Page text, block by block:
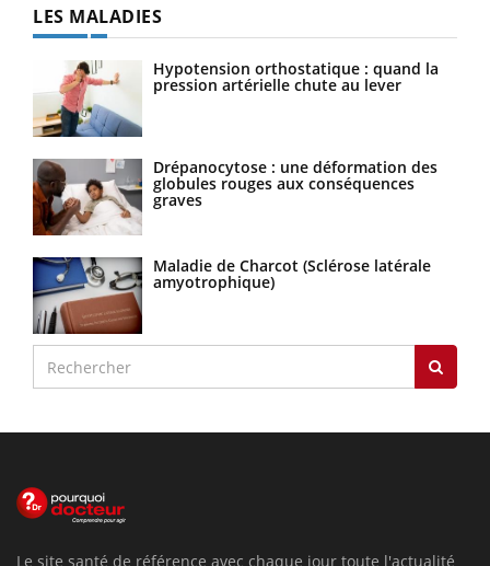
LES MALADIES
Hypotension orthostatique : quand la
pression artérielle chute au lever
Drépanocytose : une déformation des
globules rouges aux conséquences
graves
Maladie de Charcot (Sclérose latérale
amyotrophique)
Le site santé de référence avec chaque jour toute l'actualité